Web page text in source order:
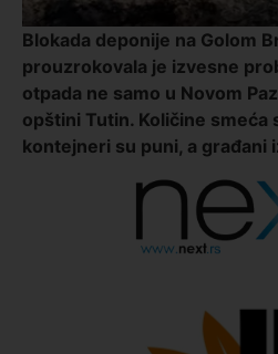
Blokada deponije na Golom
prouzrokovala je izvesne
otpada ne samo u Novom
opštini Tutin. Količine smeća
kontejneri su puni, a građani